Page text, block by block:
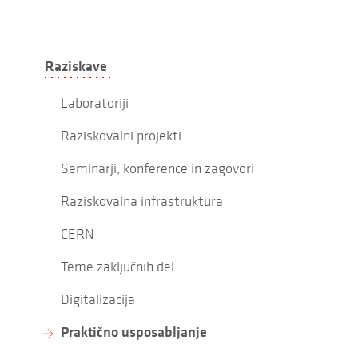
Raziskave
Laboratoriji
Raziskovalni projekti
Seminarji, konference in zagovori
Raziskovalna infrastruktura
CERN
Teme zaključnih del
Digitalizacija
Praktično usposabljanje